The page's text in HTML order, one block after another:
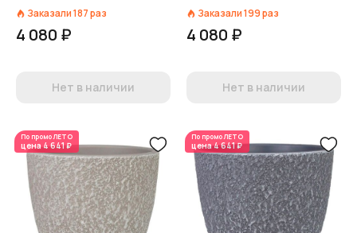
Заказали187раз
4 080 ₽
Нет в наличии
Заказали199раз
4 080 ₽
Нет в наличии
По промоЛЕТО
цена4 641 ₽
По промоЛЕТО
цена4 641 ₽